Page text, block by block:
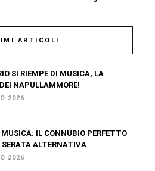
ARTICOLI
SI RIEMPE DI MUSICA, LA
NAPULLAMMORE!
2026
MUSICA: IL CONNUBIO PERFETTO
SERATA ALTERNATIVA
2026